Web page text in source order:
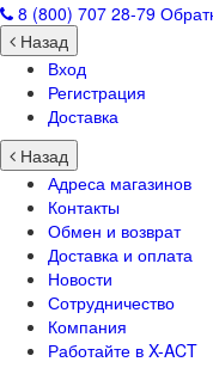
8 (800) 707 28-79
Назад
Вход
Регистрация
Доставка
Назад
Адреса магазинов
Контакты
Обмен и возврат
Доставка и оплата
Новости
Сотрудничество
Компания
Работайте в X-ACT